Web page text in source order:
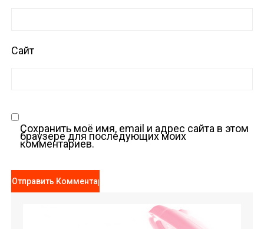
Сайт
Сохранить моё имя, email и адрес сайта в этом
браузере для последующих моих
комментариев.